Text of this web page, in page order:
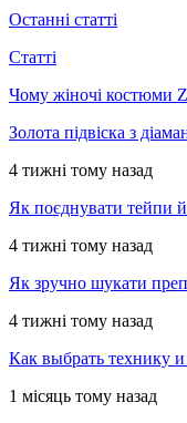
Останні статті
Статті
Чому жіночі костюми
Золота підвіска з
4 тижні тому назад
Як поєднувати тейпи
4 тижні тому назад
Як зручно шукати
4 тижні тому назад
Как выбрать технику
1 місяць тому назад